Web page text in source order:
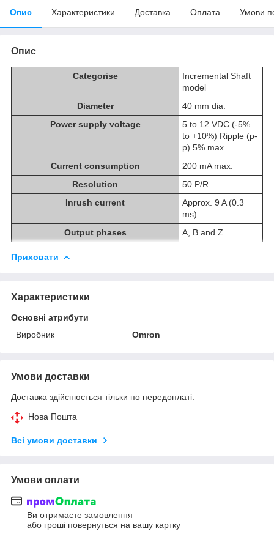
Опис Характеристики Доставка Оплата Умови
Опис
Categorise
Incremental Shaft
model
Diameter
40 mm dia.
Power supply voltage
5 to 12 VDC (-5%
to +10%) Ripple (p-
p) 5% max.
Current consumption
200 mA max.
Resolution
50 P/R
Inrush current
Approx. 9 A (0.3
ms)
Output phases
A, B and Z
Приховати
Характеристики
Основні атрибути
Виробник
Omron
Умови доставки
Доставка здійснюється тільки по передоплаті.
Нова Пошта
Всі умови доставки
Умови оплати
Ви отримаєте замовлення
або гроші повернуться на вашу картку